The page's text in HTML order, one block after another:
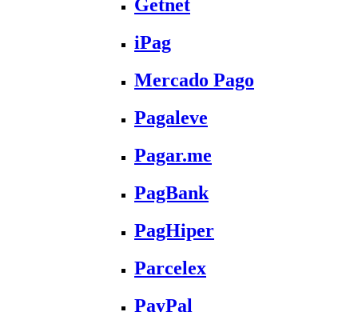
Getnet
iPag
Mercado Pago
Pagaleve
Pagar.me
PagBank
PagHiper
Parcelex
PayPal